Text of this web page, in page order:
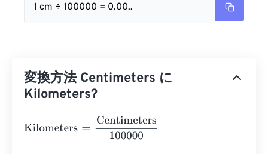
1 cm ÷ 100000 = 0.00..
変換方法 Centimeters に
Kilometers?
Kilometers Centimeters100000